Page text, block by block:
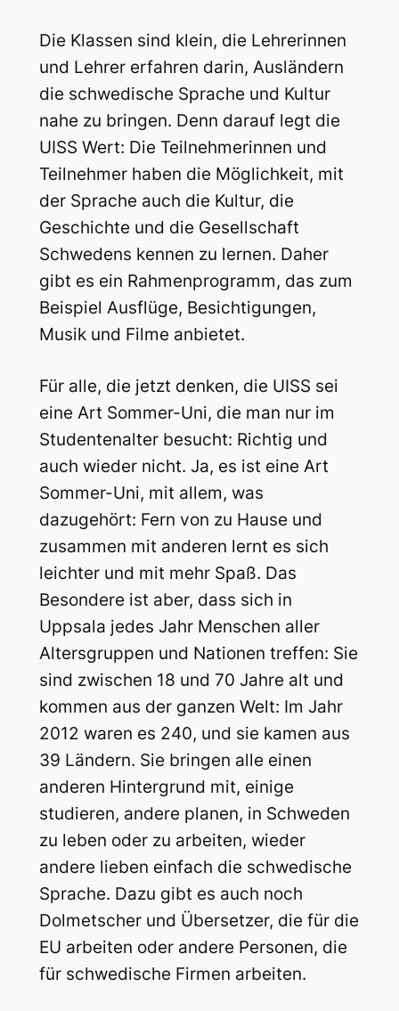
Die Klassen sind klein, die Lehrerinnen
und Lehrer erfahren darin, Ausländern
die schwedische Sprache und Kultur
nahe zu bringen. Denn darauf legt die
UISS Wert: Die Teilnehmerinnen und
Teilnehmer haben die Möglichkeit, mit
der Sprache auch die Kultur, die
Geschichte und die Gesellschaft
Schwedens kennen zu lernen. Daher
gibt es ein Rahmenprogramm, das zum
Beispiel Ausflüge, Besichtigungen,
Musik und Filme anbietet.
Für alle, die jetzt denken, die UISS sei
eine Art Sommer-Uni, die man nur im
Studentenalter besucht: Richtig und
auch wieder nicht. Ja, es ist eine Art
Sommer-Uni, mit allem, was
dazugehört: Fern von zu Hause und
zusammen mit anderen lernt es sich
leichter und mit mehr Spaß. Das
Besondere ist aber, dass sich in
Uppsala jedes Jahr Menschen aller
Altersgruppen und Nationen treffen: Sie
sind zwischen 18 und 70 Jahre alt und
kommen aus der ganzen Welt: Im Jahr
2012 waren es 240, und sie kamen aus
39 Ländern. Sie bringen alle einen
anderen Hintergrund mit, einige
studieren, andere planen, in Schweden
zu leben oder zu arbeiten, wieder
andere lieben einfach die schwedische
Sprache. Dazu gibt es auch noch
Dolmetscher und Übersetzer, die für die
EU arbeiten oder andere Personen, die
für schwedische Firmen arbeiten.